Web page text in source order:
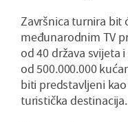
Završnica turnira bit
međunarodnim TV
od 40 država svijeta
od 500.000.000
biti predstavljeni
turistička destinacija.